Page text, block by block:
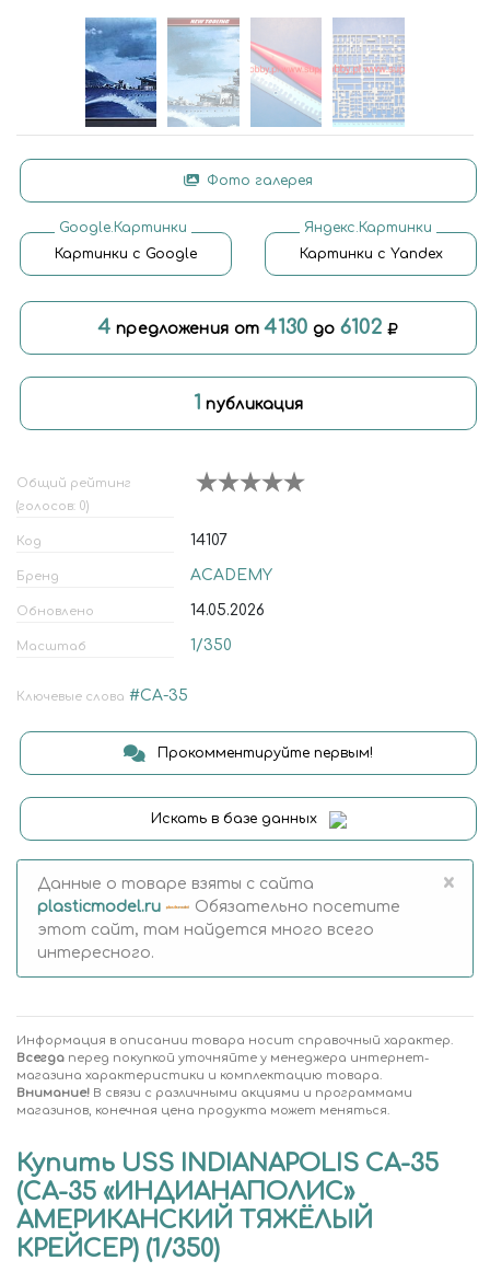
Фото галерея
Google.Картинки
Картинки с Google
Яндекс.Картинки
Картинки с Yandex
4 предложения от4130 до 6102
1 публикация
Общий рейтинг
(голосов: 0)
Код 14107
Бренд ACADEMY
Обновлено 14.05.2026
Масштаб 1/350
Ключевые слова #CA-35
Прокомментируйте первым!
Искать в базе данных
Данные о товаре взяты с сайта
plasticmodel.ru
Обязательно посетите
этот сайт, там найдется много всего
интересного.
×
Информация в описании товара носит справочный характер.
Всегда перед покупкой уточняйте у менеджера интернет-
магазина характеристики и комплектацию товара.
Внимание! В связи с различными акциями и программами
магазинов, конечная цена продукта может меняться.
Купить USS INDIANAPOLIS CA-35
(СА-35 «ИНДИАНАПОЛИС»
АМЕРИКАНСКИЙ ТЯЖЁЛЫЙ
КРЕЙСЕР) (1/350)